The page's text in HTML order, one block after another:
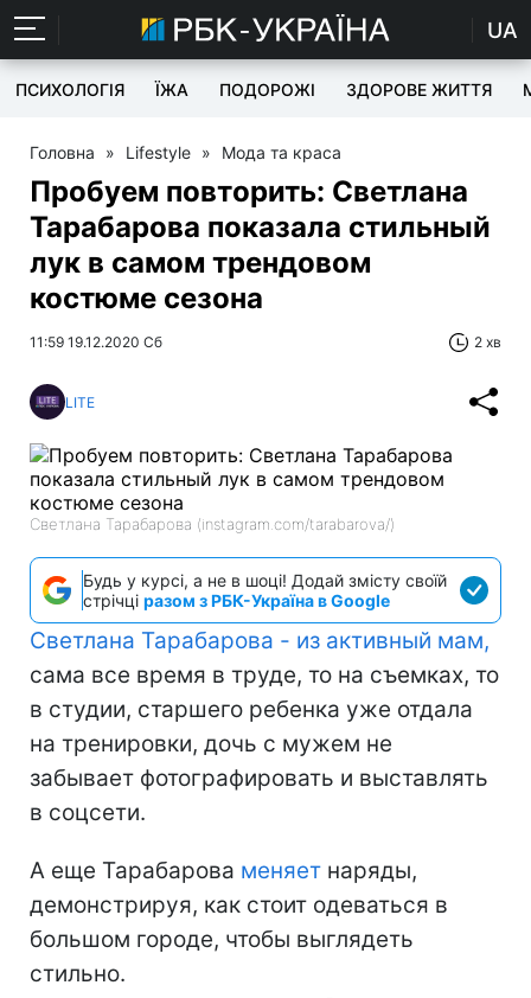
UA
ПСИХОЛОГІЯ ЇЖА ПОДОРОЖІ ЗДОРОВЕ ЖИТТЯ
Головна » Lifestyle » Мода та краса
Пробуем повторить: Светлана
Тарабарова показала стильный
лук в самом трендовом
костюме сезона
11:59 19.12.2020 Сб 2 хв
LITE
Светлана Тарабарова (instagram.com/tarabarova/)
Будь у курсі, а не в шоці! Додай змісту своїй
стрічці разом з РБК-Україна в Google
Светлана Тарабарова - из активный мам,
сама все время в труде, то на съемках, то
в студии, старшего ребенка уже отдала
на тренировки, дочь с мужем не
забывает фотографировать и выставлять
в соцсети.
А еще Тарабарова меняет наряды,
демонстрируя, как стоит одеваться в
большом городе, чтобы выглядеть
стильно.